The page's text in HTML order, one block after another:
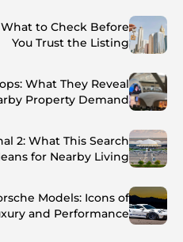
to Check Before
You Trust the Listing
What They Reveal
Property Demand
2: What This Search
for Nearby Living
Models: Icons of
and Performance